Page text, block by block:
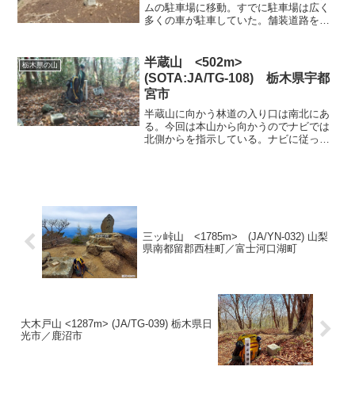
ムの駐車場に移動。すでに駐車場は広く
多くの車が駐車していた。舗装道路を登
登山口からスタート。途中、カメラでア
カヤシオの撮影している人...
栃木県の山
半蔵山 <502m>
(SOTA:JA/TG-108) 栃木県宇都
宮市
半蔵山に向かう林道の入り口は南北にあ
る。今回は本山から向かうのでナビでは
北側からを指示している。ナビに従って
三ッ峠山 <1785m> (JA/YN-032) 山梨
県南都留郡西桂町／富士河口湖町
大木戸山 <1287m> (JA/TG-039) 栃木県日
光市／鹿沼市